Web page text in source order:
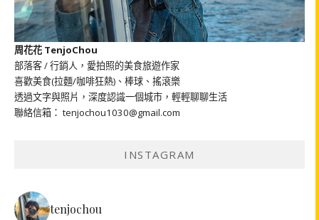
周花花 TenjoChou
部落客 / 行銷人，愛拍照的美食旅遊作家
喜歡美食(拉麵/咖啡狂熱)、棒球、搖滾樂
透過文字與照片，深度認識一個城市，輕輕聊聊生活
聯絡信箱： tenjochou1030@gmail.com
INSTAGRAM
tenjochou